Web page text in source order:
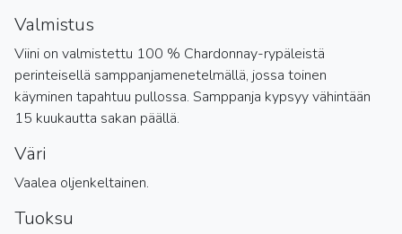
Valmistus
Viini on valmistettu 100 % Chardonnay-rypäleistä
perinteisellä samppanjamenetelmällä, jossa toinen
käyminen tapahtuu pullossa. Samppanja kypsyy vähintään
15 kuukautta sakan päällä.
Väri
Vaalea oljenkeltainen.
Tuoksu